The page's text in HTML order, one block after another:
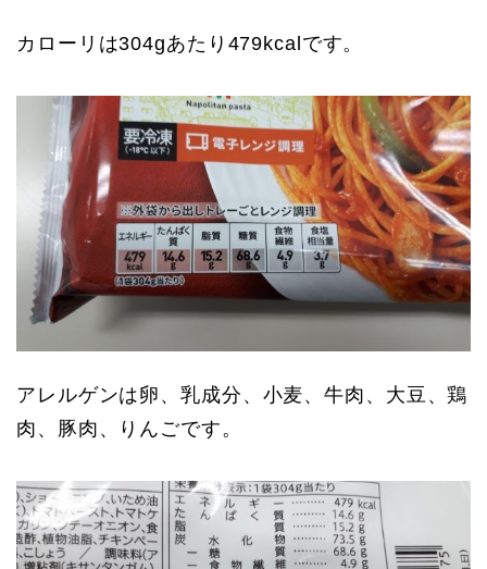
カローリは304gあたり479kcalです。
アレルゲンは卵、乳成分、小麦、牛肉、大豆、鶏
肉、豚肉、りんごです。